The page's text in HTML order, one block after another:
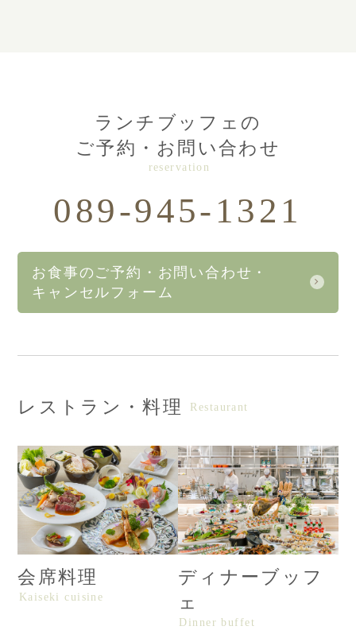
ランチブッフェの
ご予約・お問い合わせ
reservation
089-945-1321
お食事のご予約・お問い合わせ・
キャンセルフォーム
レストラン・料理 Restaurant
会席料理
Kaiseki cuisine
ディナーブッフ
ェ
Dinner buffet